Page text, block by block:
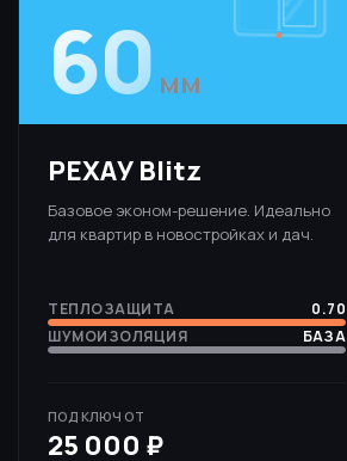
60 мм
РЕХАУ Blitz
Базовое эконом-решение. Идеально
для квартир в новостройках и дач.
ТЕПЛОЗАЩИТА
0.70
ШУМОИЗОЛЯЦИЯ
БАЗА
ПОД КЛЮЧ ОТ
25 000 ₽